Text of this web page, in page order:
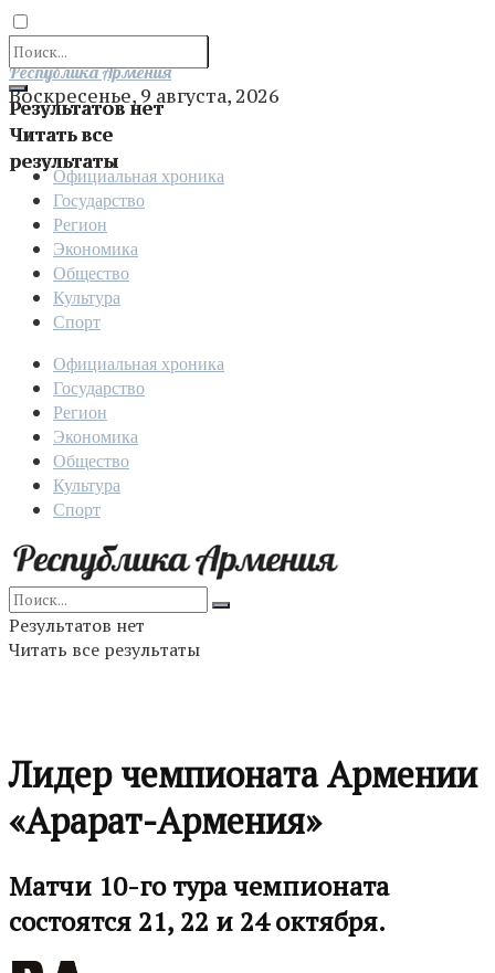
Результатов нет
Читать все
результаты
Отправить
Республика Армения
Воскресенье, 9 августа, 2026
Официальная хроника
Государство
Регион
Экономика
Общество
Культура
Спорт
Официальная хроника
Государство
Регион
Экономика
Общество
Культура
Спорт
Результатов нет
Читать все результаты
Лидер чемпионата Армении
«Арарат-Армения»
Матчи 10-го тура чемпионата
состоятся 21, 22 и 24 октября.